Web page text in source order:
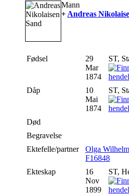
Mann
+Andreas
Fødsel
29
Mar
1874
ST,
Dåp
10
Mai
1874
ST,
Død
Begravelse
Ektefelle/partner
Olga
F16848
Ekteskap
16
Nov
1899
ST,